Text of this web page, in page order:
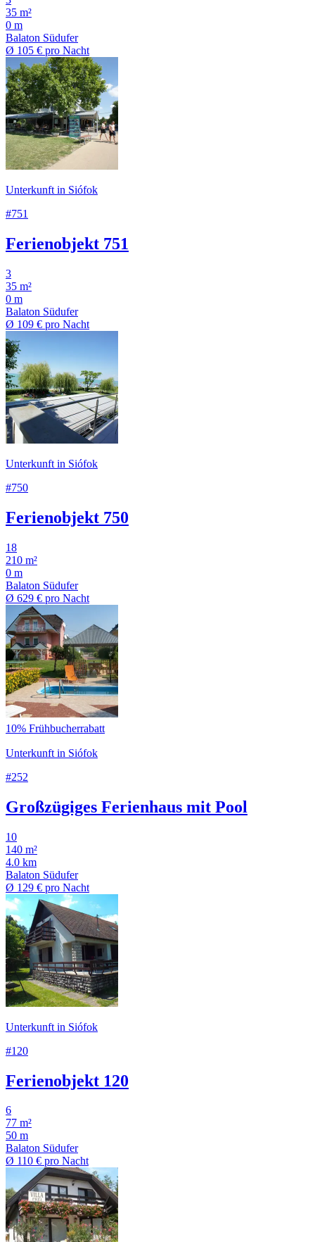
35 m²
0 m
Balaton Südufer
Ø 105 € pro Nacht
Unterkunft in Siófok
#751
Ferienobjekt 751
3
35 m²
0 m
Balaton Südufer
Ø 109 € pro Nacht
Unterkunft in Siófok
#750
Ferienobjekt 750
18
210 m²
0 m
Balaton Südufer
Ø 629 € pro Nacht
10% Frühbucherrabatt
Unterkunft in Siófok
#252
Großzügiges Ferienhaus mit Pool
10
140 m²
4.0 km
Balaton Südufer
Ø 129 € pro Nacht
Unterkunft in Siófok
#120
Ferienobjekt 120
6
77 m²
50 m
Balaton Südufer
Ø 110 € pro Nacht